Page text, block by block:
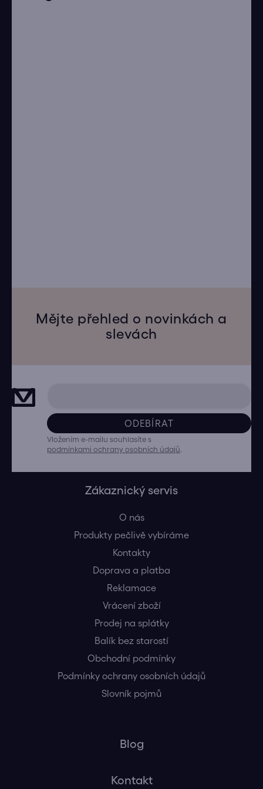
Mějte přehled o novinkách a
slevách
ODEBÍRAT
Vložením e-mailu souhlasíte s
podmínkami ochrany osobních údajů.
Zákaznický servis
O nás
Produkty pečlivě vybíráme
Kontakty
Doprava a platba
Reklamace
Vrácení zboží
Prodej na splátky
Balík bez starostí
Obchodní podmínky
Podmínky ochrany osobních údajů
Slovník pojmů
Blog
Kontakt